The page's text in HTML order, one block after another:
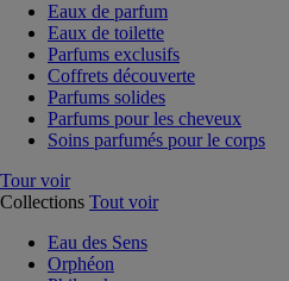
Eaux de parfum
Eaux de toilette
Parfums exclusifs
Coffrets découverte
Parfums solides
Parfums pour les cheveux
Soins parfumés pour le corps
Tour voir
Collections Tout voir
Eau des Sens
Orphéon